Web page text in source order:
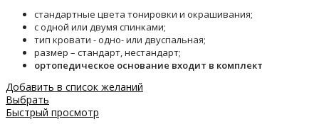
стандартные цвета тонировки и окрашивания;
с одной или двумя спинками;
тип кровати - одно- или двуспальная;
размер – стандарт, нестандарт;
ортопедическое основание входит в комплект
Добавить в список желаний
Выбрать
Быстрый просмотр